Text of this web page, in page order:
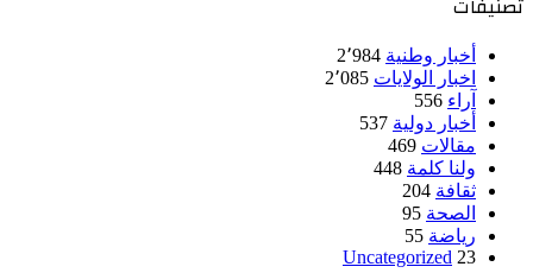
أخبار وطنية 2٬984
اخبار الولايات 2٬085
آراء 556
أخبار دولية 537
مقالات 469
ولنا كلمة 448
ثقافة 204
الصحة 95
رياضة 55
Uncategorized 23